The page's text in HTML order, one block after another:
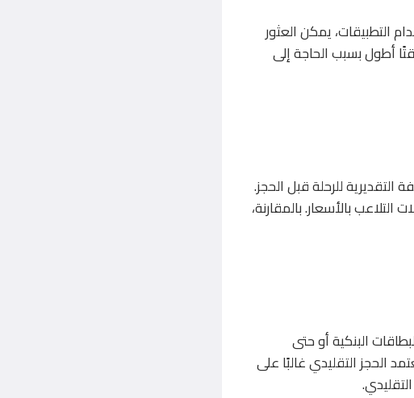
التطبيقات، يمكن العثور
أطول بسبب الحاجة إلى
للرحلة قبل الحجز.
بالأسعار. بالمقارنة،
البنكية أو حتى
الحجز التقليدي غالبًا على